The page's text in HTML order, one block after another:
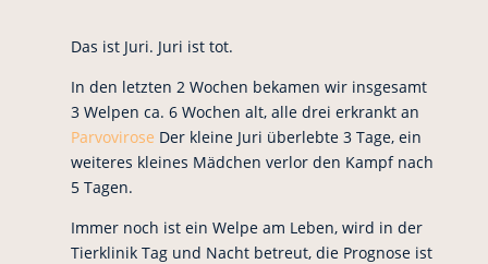
Das ist Juri. Juri ist tot.
In den letzten 2 Wochen bekamen wir insgesamt
3 Welpen ca. 6 Wochen alt, alle drei erkrankt an
Parvovirose Der kleine Juri überlebte 3 Tage, ein
weiteres kleines Mädchen verlor den Kampf nach
5 Tagen.
Immer noch ist ein Welpe am Leben, wird in der
Tierklinik Tag und Nacht betreut, die Prognose ist